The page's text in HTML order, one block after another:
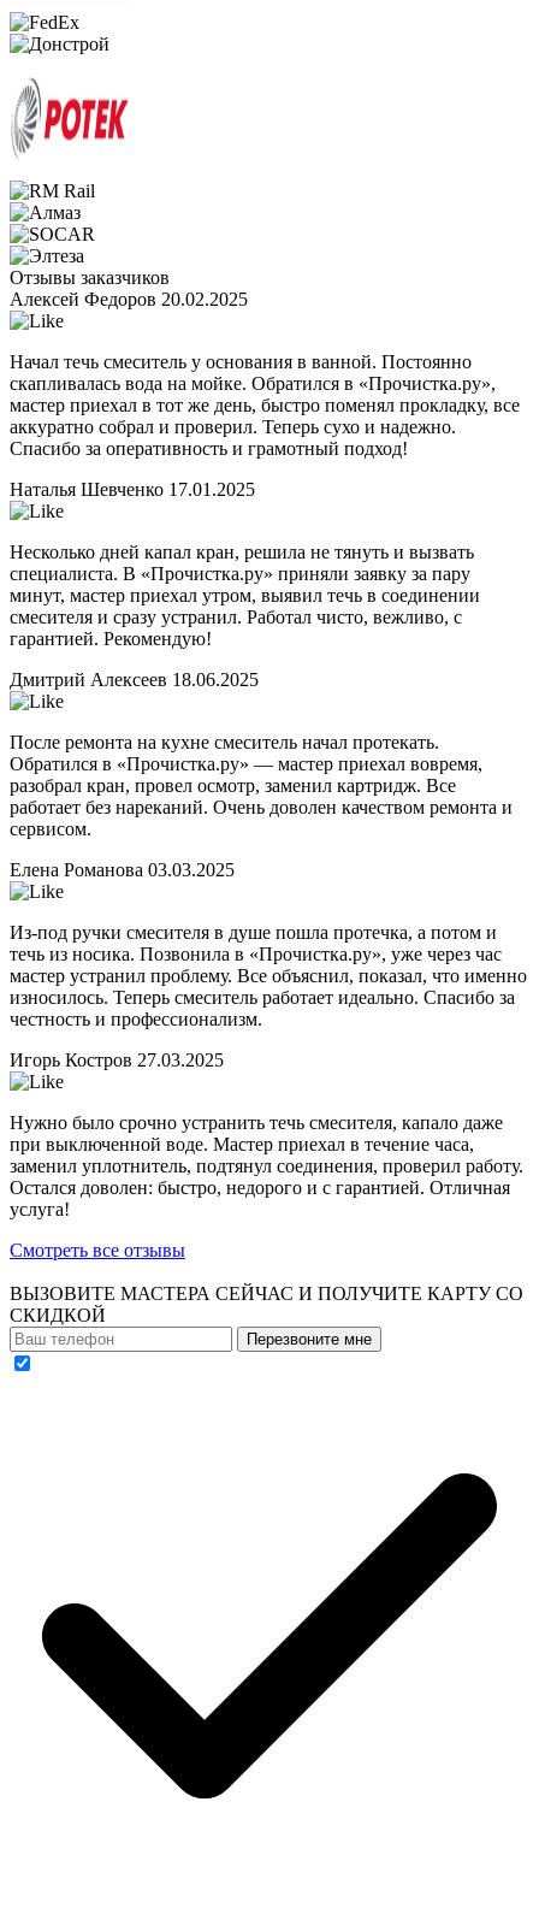
Отзывы заказчиков
Алексей Федоров 20.02.2025
Начал течь смеситель у основания в ванной. Постоянно
скапливалась вода на мойке. Обратился в «Прочистка.ру»,
мастер приехал в тот же день, быстро поменял прокладку, все
аккуратно собрал и проверил. Теперь сухо и надежно.
Спасибо за оперативность и грамотный подход!
Наталья Шевченко 17.01.2025
Несколько дней капал кран, решила не тянуть и вызвать
специалиста. В «Прочистка.ру» приняли заявку за пару
минут, мастер приехал утром, выявил течь в соединении
смесителя и сразу устранил. Работал чисто, вежливо, с
гарантией. Рекомендую!
Дмитрий Алексеев 18.06.2025
После ремонта на кухне смеситель начал протекать.
Обратился в «Прочистка.ру» — мастер приехал вовремя,
разобрал кран, провел осмотр, заменил картридж. Все
работает без нареканий. Очень доволен качеством ремонта и
сервисом.
Елена Романова 03.03.2025
Из-под ручки смесителя в душе пошла протечка, а потом и
течь из носика. Позвонила в «Прочистка.ру», уже через час
мастер устранил проблему. Все объяснил, показал, что именно
износилось. Теперь смеситель работает идеально. Спасибо за
честность и профессионализм.
Игорь Костров 27.03.2025
Нужно было срочно устранить течь смесителя, капало даже
при выключенной воде. Мастер приехал в течение часа,
заменил уплотнитель, подтянул соединения, проверил работу.
Остался доволен: быстро, недорого и с гарантией. Отличная
услуга!
Смотреть все отзывы
ВЫЗОВИТЕ МАСТЕРА СЕЙЧАС И ПОЛУЧИТЕ КАРТУ СО
СКИДКОЙ
Перезвоните мне